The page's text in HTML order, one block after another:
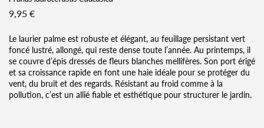
Prix régulier
9,95 €
Le laurier palme est robuste et élégant, au feuillage persistant vert
foncé lustré, allongé, qui reste dense toute l’année. Au printemps, il
se couvre d’épis dressés de fleurs blanches mellifères. Son port érigé
et sa croissance rapide en font une haie idéale pour se protéger du
vent, du bruit et des regards. Résistant au froid comme à la
pollution, c’est un allié fiable et esthétique pour structurer le jardin.